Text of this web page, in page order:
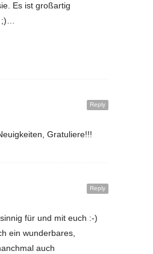
Es ist großartig
;)…
Reply
Gratuliere!!!
Reply
für und mit euch :-)
ein wunderbares,
auch